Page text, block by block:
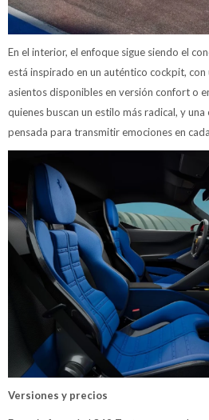
En el interior, el enfoque sigue siendo el
está inspirado en un auténtico cockpit,
asientos disponibles en versión confort o
quienes buscan un estilo más radical, y
pensada para transmitir emociones en
Versiones y precios